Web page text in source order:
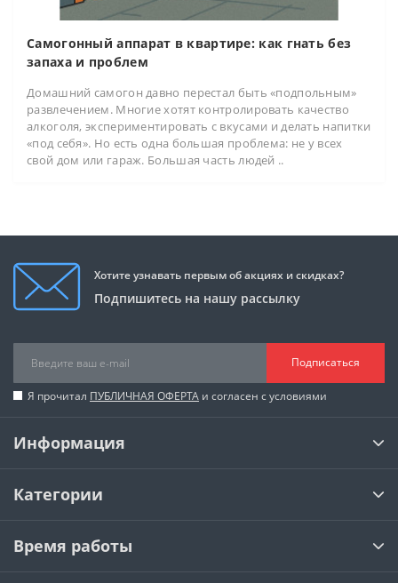
Самогонный аппарат в квартире: как гнать без
запаха и проблем
Домашний самогон давно перестал быть «подпольным»
развлечением. Многие хотят контролировать качество
алкоголя, экспериментировать с вкусами и делать напитки
«под себя». Но есть одна большая проблема: не у всех
свой дом или гараж. Большая часть людей ..
Хотите узнавать первым об акциях и скидках?
Подпишитесь на нашу рассылку
Подписаться
Я прочитал ПУБЛИЧНАЯ ОФЕРТА и согласен с условиями
Информация
Категории
Время работы